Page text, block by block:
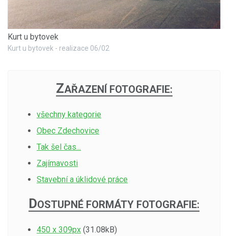
Kurt u bytovek
Kurt u bytovek - realizace 06/02
ZAŘAZENÍ FOTOGRAFIE:
všechny kategorie
Obec Zdechovice
Tak šel čas...
Zajímavosti
Stavební a úklidové práce
DOSTUPNÉ FORMÁTY FOTOGRAFIE:
450 x 309px (31.08kB)